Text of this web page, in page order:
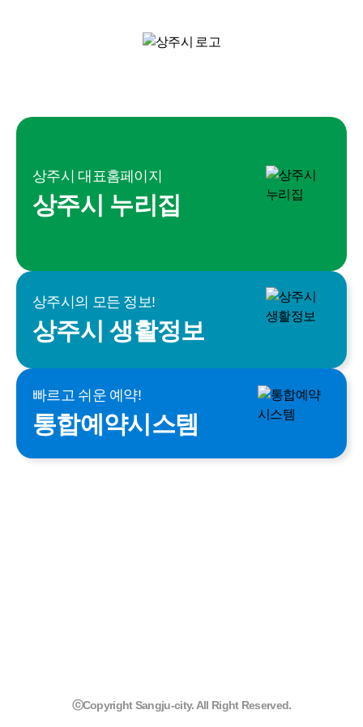
상주시의 모든 정보!
상주시 생활정보
빠르고 쉬운 예약!
통합예약시스템
상주시 대표홈페이지
상주시 누리집
ⓒCopyright Sangju-city. All Right Reserved.